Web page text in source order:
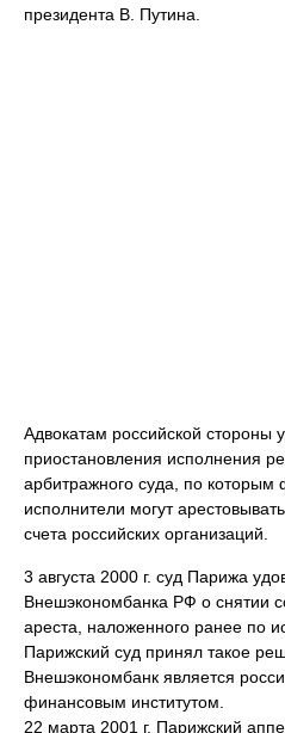
президента В. Путина.
Адвокатам российской стороны
приостановления исполнения
арбитражного суда, по которым
исполнители могут
счета российских организаций.
3 августа 2000 г. суд Парижа
Внешэкономбанка РФ о снятии
ареста, наложенного ранее по
Парижский суд принял такое
Внешэкономбанк является
финансовым институтом.
22 марта 2001 г. Парижский